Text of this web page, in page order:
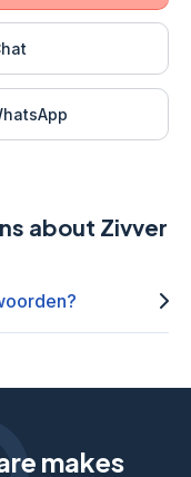
about Zivver
makes